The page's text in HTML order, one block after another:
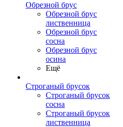
Обрезной брус
Обрезной брус
лиственница
Обрезной брус
сосна
Обрезной брус
осина
Ещё
Строганый брусок
Строганый брусок
сосна
Строганый брусок
лиственница